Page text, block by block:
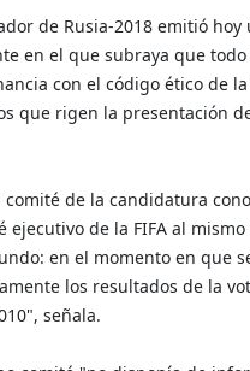
de Rusia-2018 emitió hoy
en el que subraya que
con el código ético de la
que rigen la presentación
comité de la candidatura
ejecutivo de la FIFA al
en el momento en que
los resultados de la
señala.